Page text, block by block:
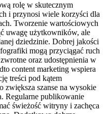
rolę w skutecznym
i przynosi wiele korzyści dla
Tworzenie wartościowych
uwagę użytkowników, ale
dziedzinie. Dobrej jakości
mogą przyciągać ruch
oraz udostępnienia w
content marketing wspiera
treści pod kątem
zwiększa szanse na wysokie
Regularne publikowanie
świeżość witryny i zachęca